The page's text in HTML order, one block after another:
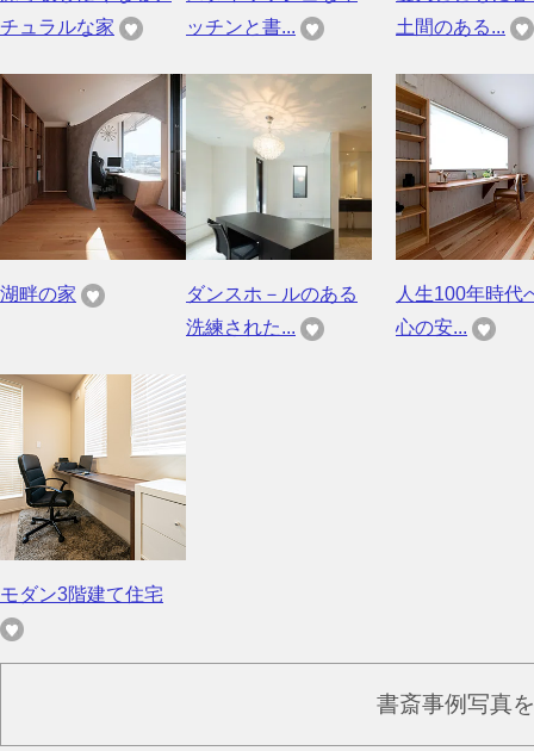
チュラルな家
ッチンと書...
土間のある...
湖畔の家
ダンスホ－ルのある
洗練された...
人生100年時代
心の安...
モダン3階建て住宅
書斎事例写真